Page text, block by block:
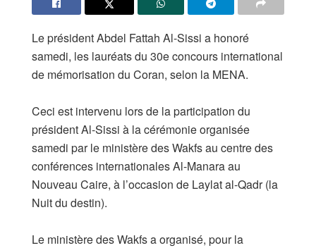
Le président Abdel Fattah Al-Sissi a honoré
samedi, les lauréats du 30e concours international
de mémorisation du Coran, selon la MENA.
Ceci est intervenu lors de la participation du
président Al-Sissi à la cérémonie organisée
samedi par le ministère des Wakfs au centre des
conférences internationales Al-Manara au
Nouveau Caire, à l’occasion de Laylat al-Qadr (la
Nuit du destin).
Le ministère des Wakfs a organisé, pour la